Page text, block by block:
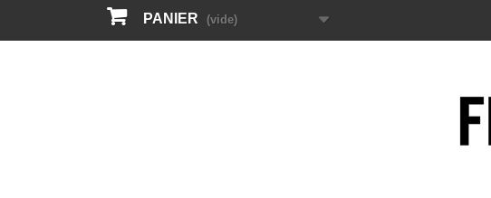
PANIER (vide)